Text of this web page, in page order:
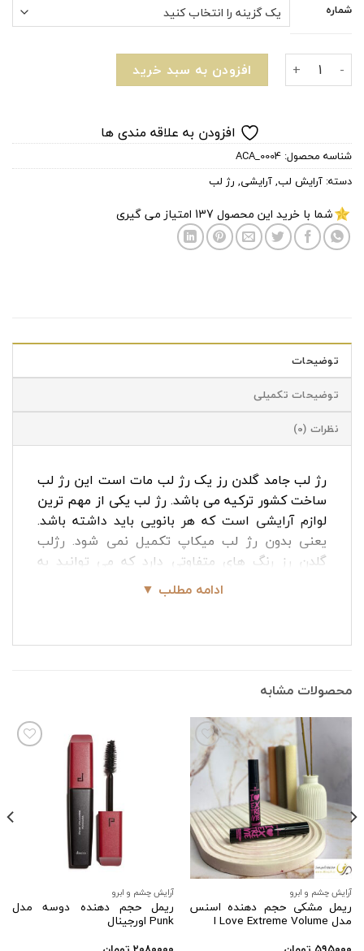
شماره
رژ لب جامد گلدن رز GOLDEN ROSE عدد افزودن به سبد خرید
افزودن به علاقه مندی ها
شناسه محصول: ACA_0004
دسته: آرایش لب,آرایشی, رژ لب
شما با خرید این محصول 137 امتیاز می گیری
توضیحات
توضیحات تکمیلی
نظرات (0)
رژ لب جامد گلدن رز یک رژ لب مات است این رژ لب
ساخت کشور ترکیه می باشد. رژ لب یکی از مهم ترین
لوازم آرایشی است که هر بانویی باید داشته باشد.
یعنی بدون رژ لب میکاپ تکمیل نمی شود. رژلب
گلدن رز رنگ های متفاوتی دارد که می توانید به
سلیقه خود رنگ موردد نظر را ازما
است. با استفاده از این رژلب، لب های شما حالت
مخملی و نرم پیدا می کند.
ادامه مطلب ▼
محصولات مشابه
افزودن
علاقه
مندی
ها
آرایش چشم و ابرو
ریمل مشکی حجم دهنده اسنس
مدل I Love Extreme Volume
آرایش چشم و ابرو
ریمل حجم دهنده دوسه مدل
Punk اورجینال